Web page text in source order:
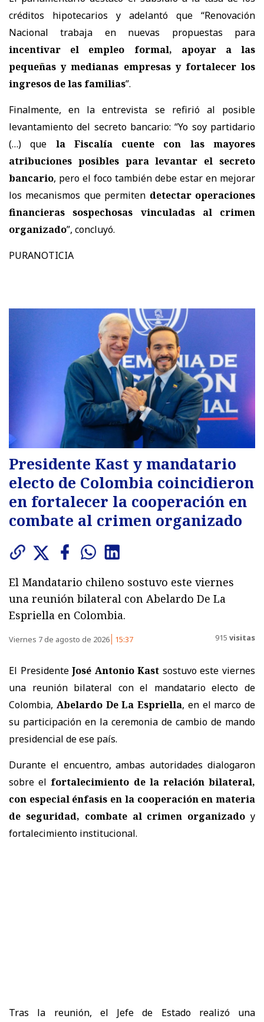
créditos hipotecarios y adelantó que “Renovación
Nacional trabaja en nuevas propuestas para
incentivar el empleo formal, apoyar a las
pequeñas y medianas empresas y fortalecer los
ingresos de las familias”.
Finalmente, en la entrevista se refirió al posible
levantamiento del secreto bancario: “Yo soy partidario
(…) que la Fiscalía cuente con las mayores
atribuciones posibles para levantar el secreto
bancario, pero el foco también debe estar en mejorar
los mecanismos que permiten detectar operaciones
financieras sospechosas vinculadas al crimen
organizado”, concluyó.
PURANOTICIA
Presidente Kast y mandatario
electo de Colombia coincidieron
en fortalecer la cooperación en
combate al crimen organizado
El Mandatario chileno sostuvo este viernes
una reunión bilateral con Abelardo De La
Espriella en Colombia.
Viernes 7 de agosto de 2026 15:37 915 visitas
El PresidenteJosé Antonio Kast sostuvo este viernes
una reunión bilateral con el mandatario electo de
Colombia, Abelardo De La Espriella, en el marco de
su participación en la ceremonia de cambio de mando
presidencial de ese país.
Durante el encuentro, ambas autoridades dialogaron
sobre el fortalecimiento de la relación bilateral,
con especial énfasis en la cooperación en materia
de seguridad, combate al crimen organizado y
fortalecimiento institucional.
Tras la reunión, el Jefe de Estado realizó una